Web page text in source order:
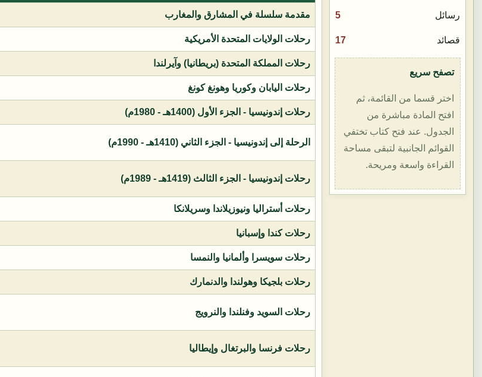
رسائل 5
قصائد 17
تصفح سريع
اختر قسما من القائمة، ثم
افتح المادة مباشرة من
الجدول. عند فتح كتاب تختفي
القوائم الجانبية لتبقى مساحة
القراءة واسعة ومريحة.
مقدمة سلسلة في المشارق والمغارب
رحلات الولايات المتحدة الأمريكية
رحلات المملكة المتحدة (بريطانيا) وآيرلندا
رحلات اليابان وكوريا وهونغ كونغ
رحلات إندونيسيا - الجزء الأول (1400هـ - 1980م)
الرحلة إلى إندونيسيا - الجزء الثاني (1410هـ - 1990م)
رحلات إندونيسيا - الجزء الثالث (1419هـ - 1989م)
رحلات أستراليا ونيوزيلاندا وسريلانكا
رحلات كندا وإسبانيا
رحلات سويسرا وألمانيا والنمسا
رحلات بلجيكا وهولندا والدنمارك
رحلات السويد وفنلندا والنرويج
رحلات فرنسا والبرتغال وإيطاليا